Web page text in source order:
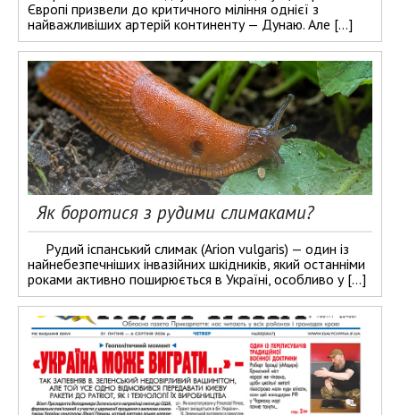
Європі призвели до критичного міління однієї з
найважливіших артерій континенту — Дунаю. Але […]
Як боротися з рудими слимаками?
Рудий іспанський слимак (Arion vulgaris) — один із
найнебезпечніших інвазійних шкідників, який останніми
роками активно поширюється в Україні, особливо у […]